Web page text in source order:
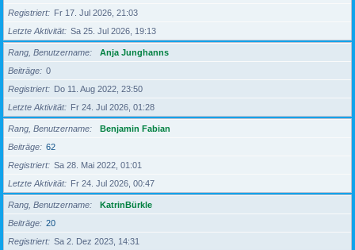
Registriert
Fr 17. Jul 2026, 21:03
Letzte Aktivität
Sa 25. Jul 2026, 19:13
Rang, Benutzername
Anja Junghanns
Beiträge
0
Registriert
Do 11. Aug 2022, 23:50
Letzte Aktivität
Fr 24. Jul 2026, 01:28
Rang, Benutzername
Benjamin Fabian
Beiträge
62
Registriert
Sa 28. Mai 2022, 01:01
Letzte Aktivität
Fr 24. Jul 2026, 00:47
Rang, Benutzername
KatrinBürkle
Beiträge
20
Registriert
Sa 2. Dez 2023, 14:31